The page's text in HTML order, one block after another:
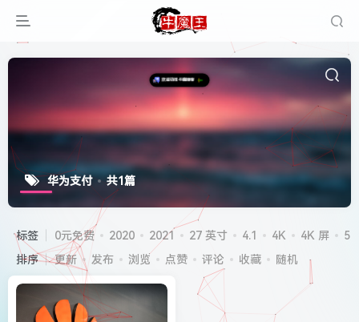
华为支付 共1篇
标签 0元免费 2020 2021 27 英寸 4.1 4K 4K 屏
5G
排序
更新 发布 浏览 点赞 评论 收藏 随机